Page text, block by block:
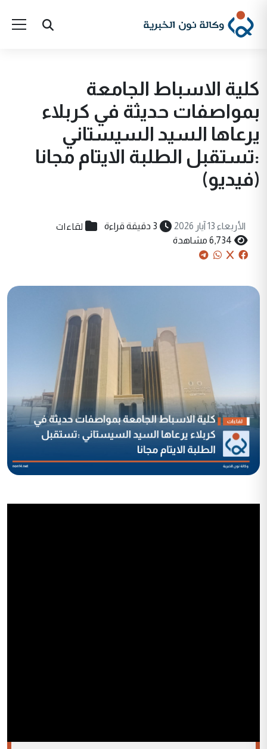
كلية الاسباط الجامعة
بمواصفات حديثة في كربلاء
يرعاها السيد السيستاني
:تستقبل الطلبة الايتام مجانا
(فيديو)
الأربعاء 13 آيار 2026 3 دقيقة قراءة لقاءات
6,734 مشاهدة